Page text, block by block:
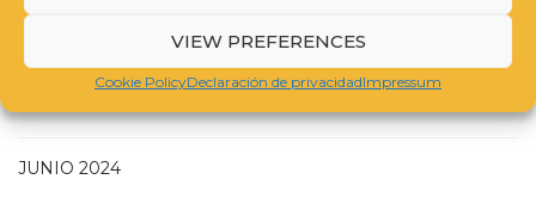
VIEW PREFERENCES
Cookie PolicyDeclaración de privacidadImpressum
JUNIO 2024